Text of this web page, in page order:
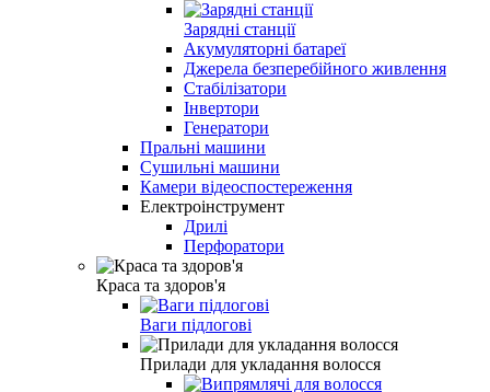
Зарядні станції
Акумуляторні батареї
Джерела безперебійного живлення
Стабілізатори
Інвертори
Генератори
Пральні машини
Сушильні машини
Камери відеоспостереження
Електроінструмент
Дрилі
Перфоратори
Краса та здоров'я
Ваги підлогові
Прилади для укладання волосся